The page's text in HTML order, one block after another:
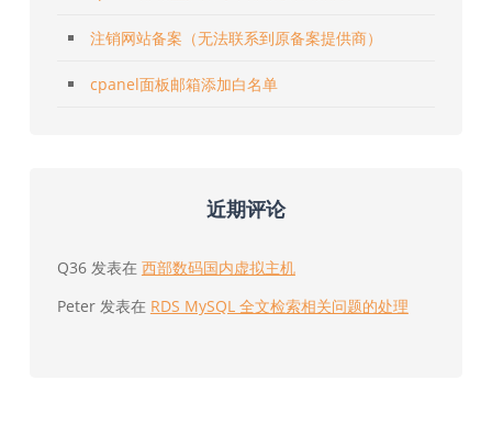
注销网站备案（无法联系到原备案提供商）
cpanel面板邮箱添加白名单
近期评论
Q36发表在 西部数码国内虚拟主机
Peter发表在 RDS MySQL 全文检索相关问题的处理